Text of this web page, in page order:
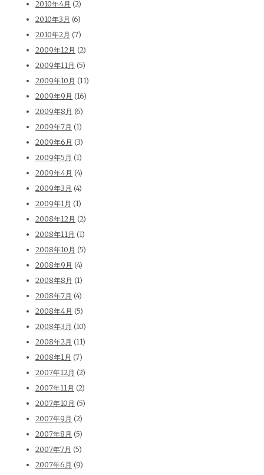
2010年4月 (2)
2010年3月 (6)
2010年2月 (7)
2009年12月 (2)
2009年11月 (5)
2009年10月 (11)
2009年9月 (16)
2009年8月 (6)
2009年7月 (1)
2009年6月 (3)
2009年5月 (1)
2009年4月 (4)
2009年3月 (4)
2009年1月 (1)
2008年12月 (2)
2008年11月 (1)
2008年10月 (5)
2008年9月 (4)
2008年8月 (1)
2008年7月 (4)
2008年4月 (5)
2008年3月 (10)
2008年2月 (11)
2008年1月 (7)
2007年12月 (2)
2007年11月 (2)
2007年10月 (5)
2007年9月 (2)
2007年8月 (5)
2007年7月 (5)
2007年6月 (9)